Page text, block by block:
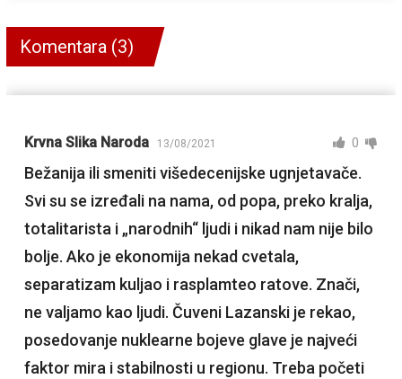
Komentara (3)
Krvna Slika Naroda 13/08/2021 0
Bežanija ili smeniti višedecenijske ugnjetavače.
Svi su se izređali na nama, od popa, preko kralja,
totalitarista i „narodnih“ ljudi i nikad nam nije bilo
bolje. Ako je ekonomija nekad cvetala,
separatizam kuljao i rasplamteo ratove. Znači,
ne valjamo kao ljudi. Čuveni Lazanski je rekao,
posedovanje nuklearne bojeve glave je najveći
faktor mira i stabilnosti u regionu. Treba početi